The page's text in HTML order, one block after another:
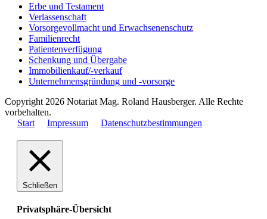
Erbe und Testament
Verlassenschaft
Vorsorgevollmacht und Erwachsenenschutz
Familienrecht
Patientenverfügung
Schenkung und Übergabe
Immobilienkauf/-verkauf
Unternehmensgründung und -vorsorge
Copyright 2026 Notariat Mag. Roland Hausberger. Alle Rechte
vorbehalten.
Start
Impressum Datenschutzbestimmungen
Schließen
Privatsphäre-Übersicht